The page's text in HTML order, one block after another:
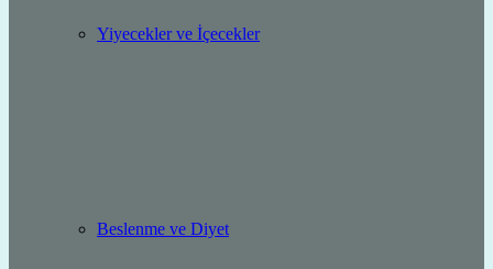
Yiyecekler ve İçecekler
Beslenme ve Diyet